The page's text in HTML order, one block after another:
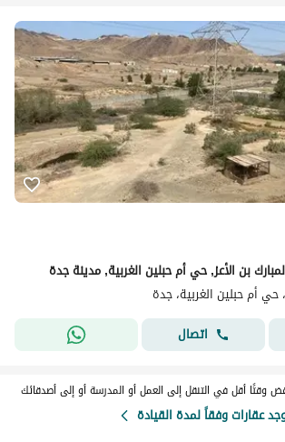
بن الأعز, حي أم حبلين الغربية, مدينة جدة
حي أم حبلين الغربية، جدة
اتصال
وقتًا أقل في التنقل إلى العمل أو المدرسة أو إلى أصدقائك
عقارات وفقاً لمدة القيادة